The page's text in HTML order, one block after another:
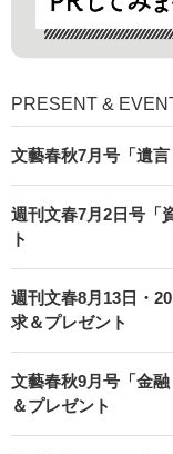
PRESENT &
文藝春秋7月号「遺
週刊文春7月2日号「
ト
週刊文春8月13日・
求＆プレゼント
文藝春秋9月号「金
＆プレゼント